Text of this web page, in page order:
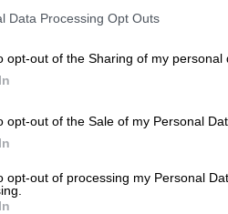
Data Processing Opt Outs
opt-out of the Sharing of my personal
opt-out of the Sale of my Personal
opt-out of processing my Personal
παρουσία του
με την υψηλότερη
κρίσιμα ζητήματα
Πιερρακάκης
ψηφιοποίηση του κράτους